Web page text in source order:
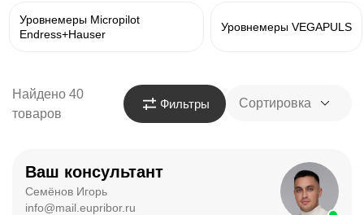
Уровнемеры Micropilot
Endress+Hauser
Уровнемеры VEGAPULS
Найдено 40
товаров
Фильтры Сортировка
Ваш консультант
Семёнов Игорь
info@mail.eupribor.ru